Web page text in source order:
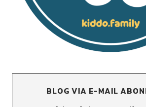
BLOG VIA E-MAIL